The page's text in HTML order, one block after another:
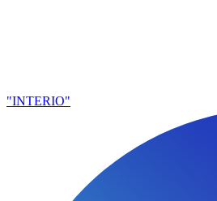
"INTERIO"